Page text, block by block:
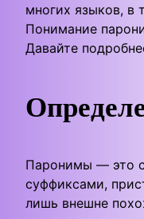
многих языков, в
Понимание
Давайте
Паронимы — это
суффиксами,
лишь внешне